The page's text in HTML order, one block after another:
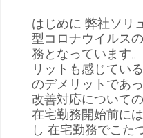
はじめに 弊社ソリ
型コロナウイルス
務となっています
リットも感じてい
のデメリットであ
改善対応について
在宅勤務開始前に
し 在宅勤務でこた